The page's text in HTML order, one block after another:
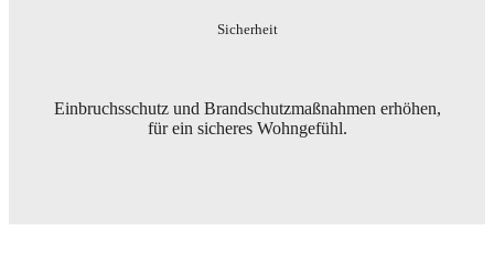
Sicherheit
Einbruchsschutz und Brandschutzmaßnahmen erhöhen,
für ein sicheres Wohngefühl.